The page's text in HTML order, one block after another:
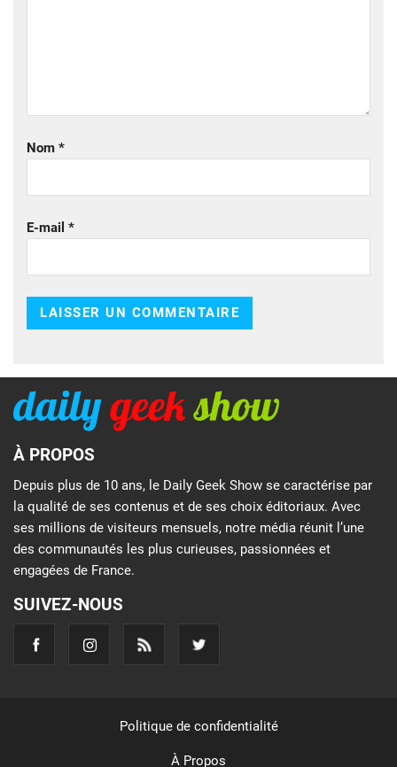
Nom *
E-mail *
À PROPOS
Depuis plus de 10 ans, le Daily Geek Show se caractérise par
la qualité de ses contenus et de ses choix éditoriaux. Avec
ses millions de visiteurs mensuels, notre média réunit l’une
des communautés les plus curieuses, passionnées et
engagées de France.
SUIVEZ-NOUS
Politique de confidentialité
À Propos